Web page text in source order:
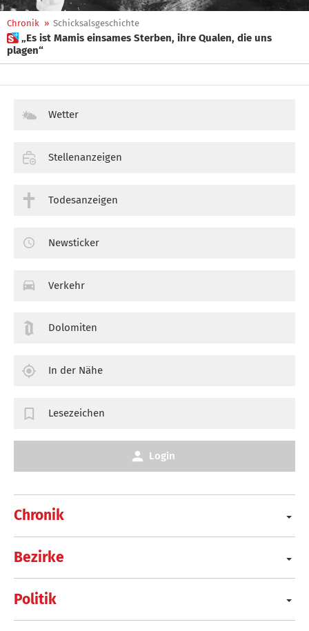
Chronik » Schicksalsgeschichte
 „Es ist Mamis einsames Sterben, ihre Qualen, die uns
plagen“
Chronik
Bezirke
Politik
Wetter
Stellenanzeigen
Todesanzeigen
Newsticker
Verkehr
Dolomiten
In der Nähe
Lesezeichen
Login